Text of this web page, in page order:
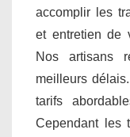
accomplir les
et entretien de
Nos artisans
meilleurs
tarifs
Cependant les